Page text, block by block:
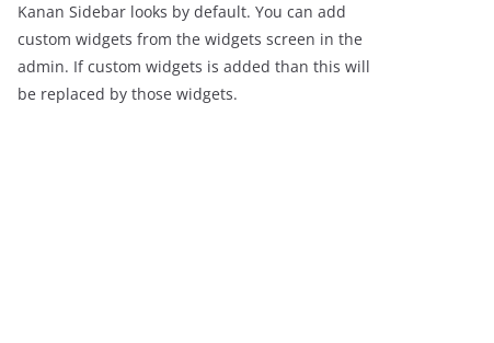
Kanan Sidebar looks by default. You can add
custom widgets from the widgets screen in the
admin. If custom widgets is added than this will
be replaced by those widgets.